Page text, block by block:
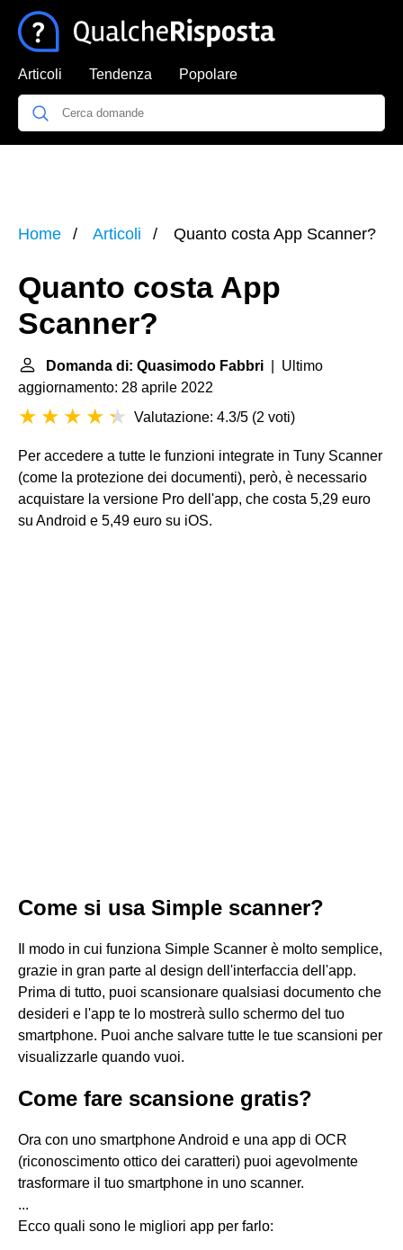
Articoli Tendenza Popolare
Home Articoli Quanto costa App Scanner?
Quanto costa App
Scanner?
Domanda di: Quasimodo Fabbri | Ultimo
aggiornamento: 28 aprile 2022
Valutazione: 4.3/5 (2 voti)
Per accedere a tutte le funzioni integrate in Tuny Scanner
(come la protezione dei documenti), però, è necessario
acquistare la versione Pro dell'app, che costa 5,29 euro
su Android e 5,49 euro su iOS.
Come si usa Simple scanner?
Il modo in cui funziona Simple Scanner è molto semplice,
grazie in gran parte al design dell'interfaccia dell'app.
Prima di tutto, puoi scansionare qualsiasi documento che
desideri e l'app te lo mostrerà sullo schermo del tuo
smartphone. Puoi anche salvare tutte le tue scansioni per
visualizzarle quando vuoi.
Come fare scansione gratis?
Ora con uno smartphone Android e una app di OCR
(riconoscimento ottico dei caratteri) puoi agevolmente
trasformare il tuo smartphone in uno scanner.
...
Ecco quali sono le migliori app per farlo: